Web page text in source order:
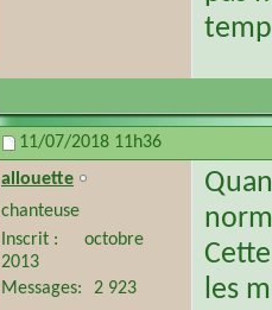
11/07/2018 11h36
allouette
chanteuse
Inscrit
octobre
2013
Messages
2 923
les